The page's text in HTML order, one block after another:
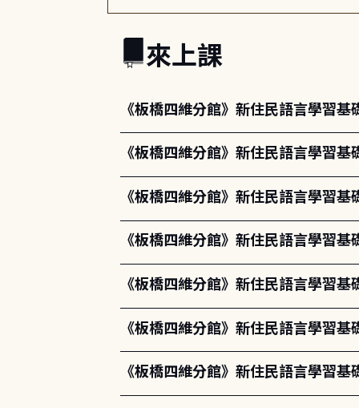
來上課
《板橋四維分館》新住民語言學習
《板橋四維分館》新住民語言學習
《板橋四維分館》新住民語言學習
《板橋四維分館》新住民語言學習
《板橋四維分館》新住民語言學習
《板橋四維分館》新住民語言學習
《板橋四維分館》新住民語言學